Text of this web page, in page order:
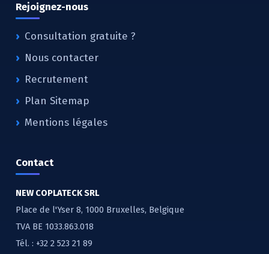
Rejoignez-nous
Consultation gratuite ?
Nous contacter
Recrutement
Plan Sitemap
Mentions légales
Contact
NEW COPLATECK SRL
Place de l'Yser 8, 1000 Bruxelles, Belgique
TVA BE 1033.863.018
Tél. : +32 2 523 21 89